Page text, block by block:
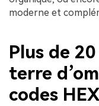
moderne et
Plus de
terre
codes